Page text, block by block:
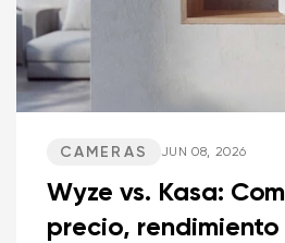
CAMERAS JUN 08, 2026
Wyze vs. Kasa:
precio, rendimiento